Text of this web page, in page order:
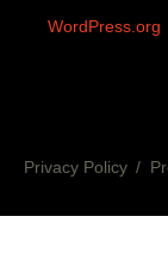
WordPress.org
Privacy Policy